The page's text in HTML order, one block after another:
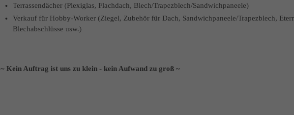
Terrassendächer (Plexiglas, Flachdach, Blech/Trapezblech/Sandwichpaneele)
Verkauf für Hobby-Worker (Ziegel, Zubehör für Dach, Sandwichpaneele/Trapezblech,
Blechabschlüsse usw.)
~ Kein Auftrag ist uns zu klein - kein Aufwand zu groß ~